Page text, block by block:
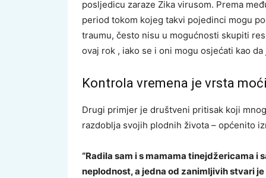
posljedicu zaraze Zika virusom. Prema
period tokom kojeg takvi pojedinci mogu
traumu, često nisu u mogućnosti skupiti
ovaj rok , iako se i oni mogu osjećati kao
Kontrola vremena je vrsta
Drugi primjer je društveni pritisak koji
razdoblja svojih plodnih života – općenito
“Radila sam i s mamama tinejdžericama i
neplodnost, a jedna od zanimljivih stvari